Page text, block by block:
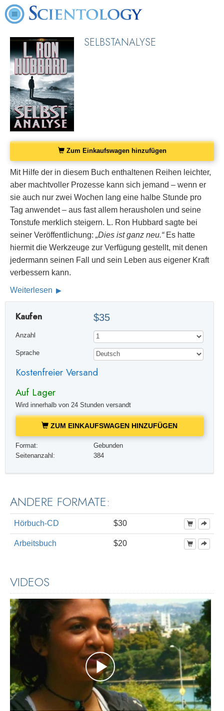
SELBSTANALYSE
Zum Einkaufswagen hinzufügen
Mit Hilfe der in diesem Buch enthaltenen Reihen leichter,
aber machtvoller Prozesse kann sich jemand – wenn er
sie auch nur zwei Wochen lang eine halbe Stunde pro
Tag anwendet – aus fast allem herausholen und seine
Tonstufe merklich steigern. L. Ron Hubbard sagte bei
seiner Veröffentlichung: „Dies ist ganz neu.“Es hatte
hiermit die Werkzeuge zur Verfügung gestellt, mit denen
jedermann seinen Fall und sein Leben aus eigener Kraft
verbessern kann.
Weiterlesen
Kaufen $35
Anzahl
Sprache
Kostenfreier Versand
Auf Lager
Wird innerhalb von 24 Stunden versandt
ZUM EINKAUFSWAGEN HINZUFÜGEN
Format:
Gebunden
Seitenanzahl:
384
ANDERE FORMATE:
Hörbuch-CD $30
Arbeitsbuch $20
VIDEOS